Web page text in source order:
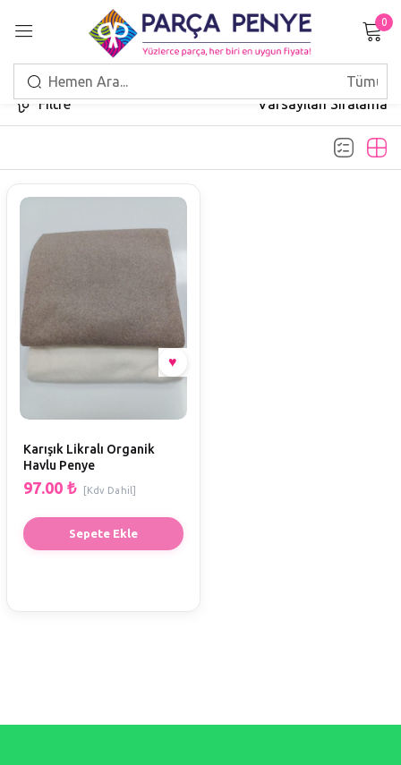
0
Filtre Varsayılan Sıralama
Sepete Ekle
Karışık Likralı Organik
Havlu Penye
97.00 ₺ [Kdv Dahil]
Giriş Yap
HESAP OLUŞTUR